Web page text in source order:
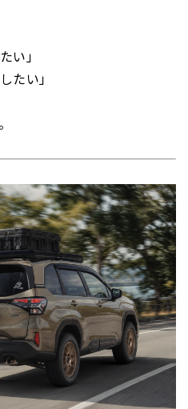
い」
たい」